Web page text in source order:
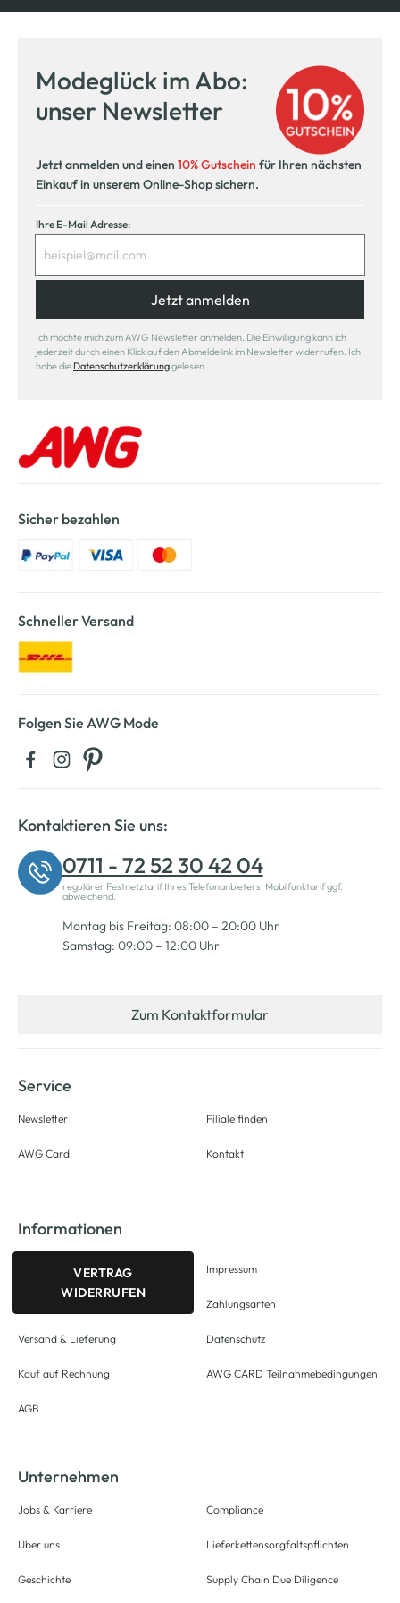
Modeglück im Abo:
unser Newsletter
Jetzt anmelden und einen 10% Gutschein für Ihren nächsten
Einkauf in unserem Online-Shop sichern.
Ihre E-Mail Adresse:
Jetzt anmelden
Ich möchte mich zum AWG Newsletter anmelden. Die Einwilligung kann ich
jederzeit durch einen Klick auf den Abmeldelink im Newsletter widerrufen. Ich
habe die Datenschutzerklärunggelesen.
Sicher bezahlen
Schneller Versand
Folgen Sie AWG Mode
Kontaktieren Sie uns:
0711 - 72 52 30 42 04
regulärer Festnetztarif Ihres Telefonanbieters, Mobilfunktarif ggf.
abweichend.
Montag bis Freitag: 08:00 – 20:00 Uhr
Samstag: 09:00 – 12:00 Uhr
Zum Kontaktformular
Service
Newsletter
AWG Card
Filiale finden
Kontakt
Informationen
VERTRAG
WIDERRUFEN
Versand & Lieferung
Kauf auf Rechnung
AGB
Impressum
Zahlungsarten
Datenschutz
AWG CARD Teilnahmebedingungen
Unternehmen
Jobs & Karriere
Über uns
Geschichte
Compliance
Lieferkettensorgfaltspflichten
Supply Chain Due Diligence